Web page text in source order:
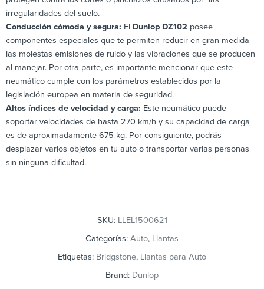
irregularidades del suelo.
Conducción cómoda y segura: El Dunlop DZ102 posee
componentes especiales que te permiten reducir en gran medida
las molestas emisiones de ruido y las vibraciones que se producen
al manejar. Por otra parte, es importante mencionar que este
neumático cumple con los parámetros establecidos por la
legislación europea en materia de seguridad.
Altos índices de velocidad y carga: Este neumático puede
soportar velocidades de hasta 270 km/h y su capacidad de carga
es de aproximadamente 675 kg. Por consiguiente, podrás
desplazar varios objetos en tu auto o transportar varias personas
sin ninguna dificultad.
SKU: LLEL1500621
Categorías: Auto, Llantas
Etiquetas: Bridgstone, Llantas para Auto
Brand: Dunlop